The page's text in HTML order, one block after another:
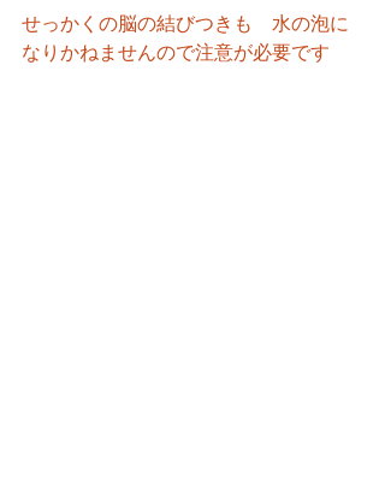
せっかくの脳の結びつきも　水の泡に
なりかねませんので注意が必要です